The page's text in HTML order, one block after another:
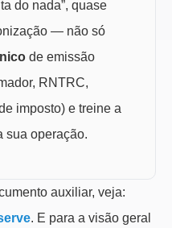
do nada”, quase
— não só
de emissão
RNTRC,
imposto) e treine a
sua operação.
auxiliar, veja:
. E para a visão geral